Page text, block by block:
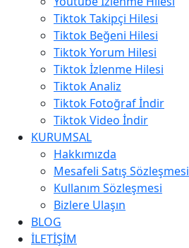
Tiktok Takipçi Hilesi
Tiktok Beğeni Hilesi
Tiktok Yorum Hilesi
Tiktok İzlenme Hilesi
Tiktok Analiz
Tiktok Fotoğraf İndir
Tiktok Video İndir
KURUMSAL
Hakkımızda
Mesafeli Satış Sözleşmesi
Kullanım Sözleşmesi
Bizlere Ulaşın
BLOG
İLETİŞİM